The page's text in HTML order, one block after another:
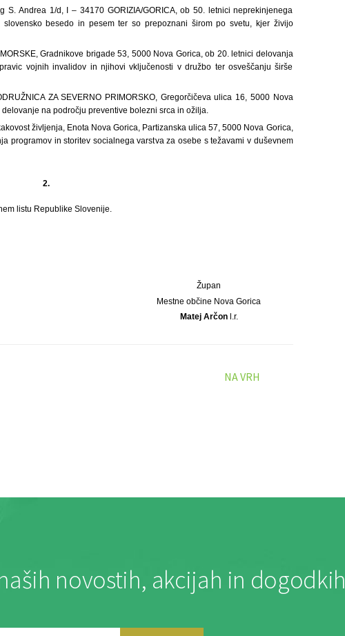
S. Andrea 1/d, I – 34170 GORIZIA/GORICA, ob 50. letnici neprekinjenega
besedo in pesem ter so prepoznani širom po svetu, kjer živijo
Gradnikove brigade 53, 5000 Nova Gorica, ob 20. letnici delovanja
vojnih invalidov in njihovi vključenosti v družbo ter osveščanju širše
ZA SEVERNO PRIMORSKO, Gregorčičeva ulica 16, 5000 Nova
na področju preventive bolezni srca in ožilja.
življenja, Enota Nova Gorica, Partizanska ulica 57, 5000 Nova Gorica,
programov in storitev socialnega varstva za osebe s težavami v duševnem
2.
listu Republike Slovenije.
Župan
Mestne občine Nova Gorica
Matej Arčonl.r.
NA VRH
novostih, akcijah in dogodkih